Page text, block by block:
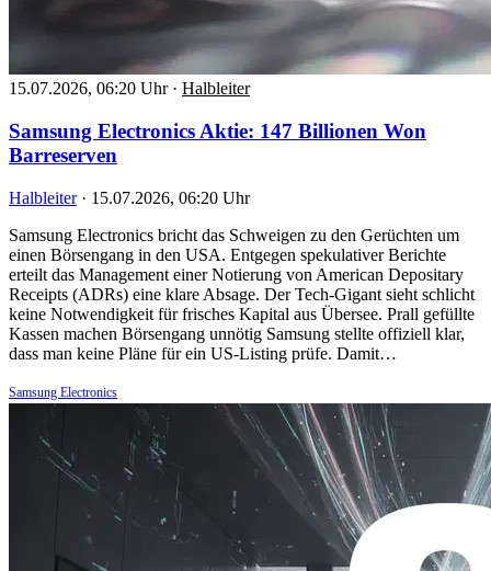
15.07.2026, 06:20 Uhr · Halbleiter
Samsung Electronics Aktie: 147 Billionen Won
Barreserven
Halbleiter · 15.07.2026, 06:20 Uhr
Samsung Electronics bricht das Schweigen zu den Gerüchten um
einen Börsengang in den USA. Entgegen spekulativer Berichte
erteilt das Management einer Notierung von American Depositary
Receipts (ADRs) eine klare Absage. Der Tech-Gigant sieht schlicht
keine Notwendigkeit für frisches Kapital aus Übersee. Prall gefüllte
Kassen machen Börsengang unnötig Samsung stellte offiziell klar,
dass man keine Pläne für ein US-Listing prüfe. Damit…
Samsung Electronics